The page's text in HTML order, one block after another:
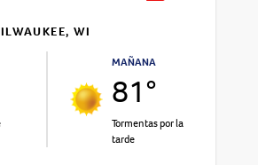
WI
MAÑANA
81°
Tormentas por la
tarde